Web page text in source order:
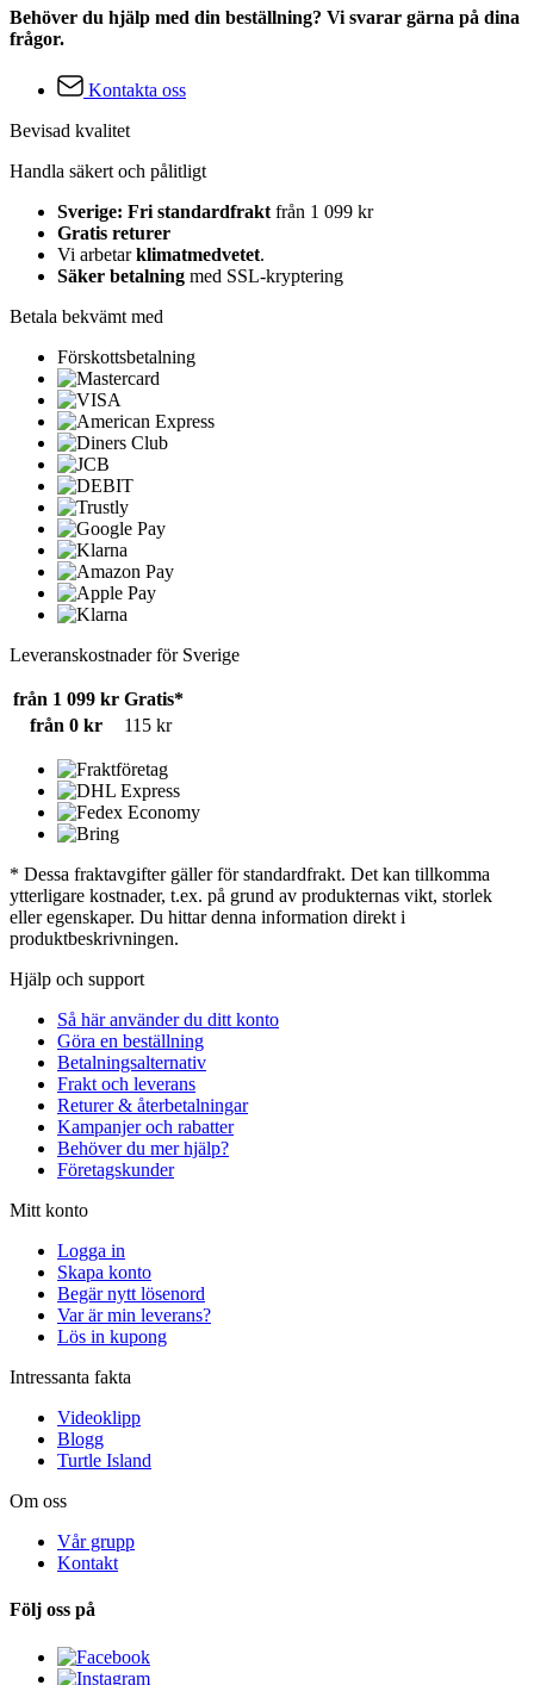
Behöver du hjälp med din beställning? Vi svarar gärna på dina
frågor.
Kontakta oss
Bevisad kvalitet
Handla säkert och pålitligt
Sverige: Fri standardfrakt från 1 099 kr
Gratis returer
Vi arbetarklimatmedvetet.
Säker betalning med SSL-kryptering
Betala bekvämt med
Förskottsbetalning
Leveranskostnader för Sverige
från 1 099 kr Gratis*
från 0 kr
115 kr
* Dessa fraktavgifter gäller för standardfrakt. Det kan tillkomma
ytterligare kostnader, t.ex. på grund av produkternas vikt, storlek
eller egenskaper. Du hittar denna information direkt i
produktbeskrivningen.
Hjälp och support
Så här använder du ditt konto
Göra en beställning
Betalningsalternativ
Frakt och leverans
Returer & återbetalningar
Kampanjer och rabatter
Behöver du mer hjälp?
Företagskunder
Mitt konto
Logga in
Skapa konto
Begär nytt lösenord
Var är min leverans?
Lös in kupong
Intressanta fakta
Videoklipp
Blogg
Turtle Island
Om oss
Vår grupp
Kontakt
Följ oss på